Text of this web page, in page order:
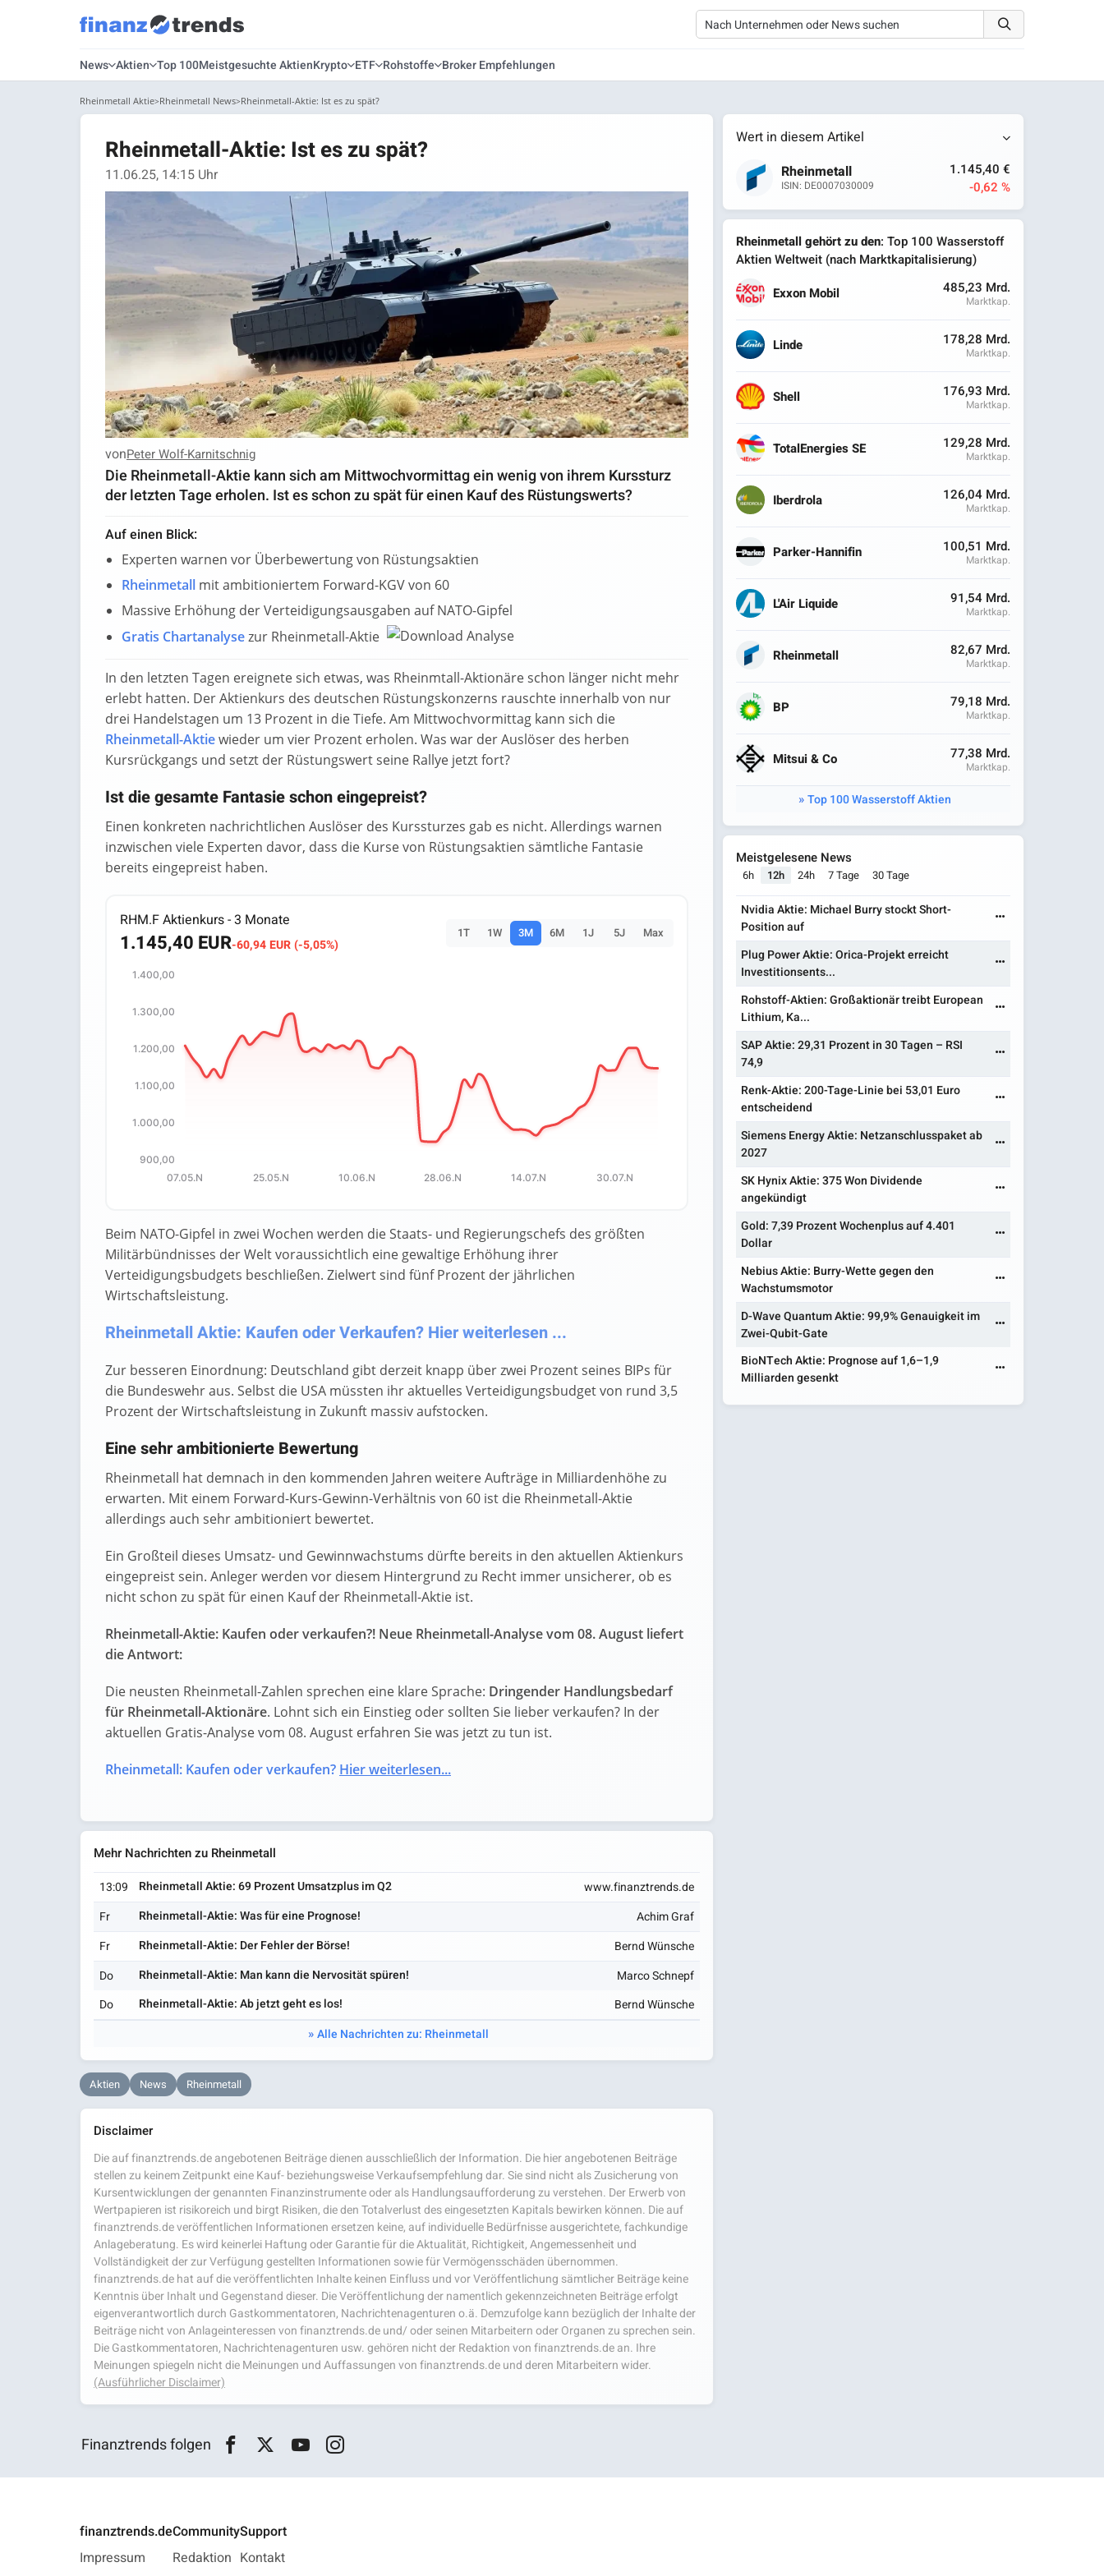
News Aktien Top 100Meistgesuchte AktienKrypto ETF Rohstoffe Broker Empfehlungen
Rheinmetall Aktie Rheinmetall News Rheinmetall-Aktie: Ist es zu spät?
Rheinmetall-Aktie: Ist es zu spät?
11.06.25, 14:15 Uhr
vonPeter Wolf-Karnitschnig
Die Rheinmetall-Aktie kann sich am Mittwochvormittag ein wenig von ihrem Kurssturz
der letzten Tage erholen. Ist es schon zu spät für einen Kauf des Rüstungswerts?
Auf einen Blick:
Experten warnen vor Überbewertung von Rüstungsaktien
Rheinmetall mit ambitioniertem Forward-KGV von 60
Massive Erhöhung der Verteidigungsausgaben auf NATO-Gipfel
Gratis Chartanalysezur Rheinmetall-Aktie
In den letzten Tagen ereignete sich etwas, was Rheinmtall-Aktionäre schon länger nicht mehr
erlebt hatten. Der Aktienkurs des deutschen Rüstungskonzerns rauschte innerhalb von nur
drei Handelstagen um 13 Prozent in die Tiefe. Am Mittwochvormittag kann sich die
Rheinmetall-Aktiewieder um vier Prozent erholen. Was war der Auslöser des herben
Kursrückgangs und setzt der Rüstungswert seine Rallye jetzt fort?
Ist die gesamte Fantasie schon eingepreist?
Einen konkreten nachrichtlichen Auslöser des Kurssturzes gab es nicht. Allerdings warnen
inzwischen viele Experten davor, dass die Kurse von Rüstungsaktien sämtliche Fantasie
bereits eingepreist haben.
RHM.F Aktienkurs - 3 Monate
1.145,40 EUR-60,94 EUR (-5,05%)
1T 1W 3M 6M 1J 5J Max
Chart with 67 data points.
The chart has 1 X axis displaying categories.
The chart has 1 Y axis displaying values. Data ranges from 946.6 to 1293.4.
07.05.N 25.05.N 10.06.N 28.06.N 14.07.N 30.07.N
900,00
1.000,00
1.100,00
1.200,00
1.300,00
1.400,00
Beim NATO-Gipfel in zwei Wochen werden die Staats- und Regierungschefs des größten
Militärbündnisses der Welt voraussichtlich eine gewaltige Erhöhung ihrer
Verteidigungsbudgets beschließen. Zielwert sind fünf Prozent der jährlichen
Wirtschaftsleistung.
Rheinmetall Aktie: Kaufen oder Verkaufen? Hier weiterlesen ...
Zur besseren Einordnung: Deutschland gibt derzeit knapp über zwei Prozent seines BIPs für
die Bundeswehr aus. Selbst die USA müssten ihr aktuelles Verteidigungsbudget von rund 3,5
Prozent der Wirtschaftsleistung in Zukunft massiv aufstocken.
Eine sehr ambitionierte Bewertung
Rheinmetall hat demnach in den kommenden Jahren weitere Aufträge in Milliardenhöhe zu
erwarten. Mit einem Forward-Kurs-Gewinn-Verhältnis von 60 ist die Rheinmetall-Aktie
allerdings auch sehr ambitioniert bewertet.
Ein Großteil dieses Umsatz- und Gewinnwachstums dürfte bereits in den aktuellen Aktienkurs
eingepreist sein. Anleger werden vor diesem Hintergrund zu Recht immer unsicherer, ob es
nicht schon zu spät für einen Kauf der Rheinmetall-Aktie ist.
Rheinmetall-Aktie: Kaufen oder verkaufen?! Neue Rheinmetall-Analyse vom 08. August liefert
die Antwort:
Die neusten Rheinmetall-Zahlen sprechen eine klare Sprache: Dringender Handlungsbedarf
für Rheinmetall-Aktionäre. Lohnt sich ein Einstieg oder sollten Sie lieber verkaufen? In der
aktuellen Gratis-Analyse vom 08. August erfahren Sie was jetzt zu tun ist.
Rheinmetall: Kaufen oder verkaufen? Hier weiterlesen...
Mehr Nachrichten zu Rheinmetall
13:09 Rheinmetall Aktie: 69 Prozent Umsatzplus im Q2
www.finanztrends.de
Fr
Rheinmetall-Aktie: Was für eine Prognose!
Achim Graf
Fr
Rheinmetall-Aktie: Der Fehler der Börse!
Bernd Wünsche
Do
Rheinmetall-Aktie: Man kann die Nervosität spüren!
Marco Schnepf
Do
Rheinmetall-Aktie: Ab jetzt geht es los!
Bernd Wünsche
Alle Nachrichten zu: Rheinmetall
Aktien News Rheinmetall
Disclaimer
Die auf finanztrends.de angebotenen Beiträge dienen ausschließlich der Information. Die hier angebotenen Beiträge
stellen zu keinem Zeitpunkt eine Kauf- beziehungsweise Verkaufsempfehlung dar. Sie sind nicht als Zusicherung von
Kursentwicklungen der genannten Finanzinstrumente oder als Handlungsaufforderung zu verstehen. Der Erwerb von
Wertpapieren ist risikoreich und birgt Risiken, die den Totalverlust des eingesetzten Kapitals bewirken können. Die auf
finanztrends.de veröffentlichen Informationen ersetzen keine, auf individuelle Bedürfnisse ausgerichtete, fachkundige
Anlageberatung. Es wird keinerlei Haftung oder Garantie für die Aktualität, Richtigkeit, Angemessenheit und
Vollständigkeit der zur Verfügung gestellten Informationen sowie für Vermögensschäden übernommen.
finanztrends.de hat auf die veröffentlichten Inhalte keinen Einfluss und vor Veröffentlichung sämtlicher Beiträge keine
Kenntnis über Inhalt und Gegenstand dieser. Die Veröffentlichung der namentlich gekennzeichneten Beiträge erfolgt
eigenverantwortlich durch Gastkommentatoren, Nachrichtenagenturen o.ä. Demzufolge kann bezüglich der Inhalte der
Beiträge nicht von Anlageinteressen von finanztrends.de und/ oder seinen Mitarbeitern oder Organen zu sprechen sein.
Die Gastkommentatoren, Nachrichtenagenturen usw. gehören nicht der Redaktion von finanztrends.de an. Ihre
Meinungen spiegeln nicht die Meinungen und Auffassungen von finanztrends.de und deren Mitarbeitern wider.
(Ausführlicher Disclaimer)
Wert in diesem Artikel
Rheinmetall
ISIN: DE0007030009
1.145,40 €
-0,62 %
Rheinmetall gehört zu den: Top 100 Wasserstoff
Aktien Weltweit (nach Marktkapitalisierung)
Exxon Mobil
485,23 Mrd.
Marktkap.
Linde 178,28 Mrd.
Marktkap.
Shell 176,93 Mrd.
Marktkap.
TotalEnergies SE 129,28 Mrd.
Marktkap.
Iberdrola 126,04 Mrd.
Marktkap.
Parker-Hannifin 100,51 Mrd.
Marktkap.
L'Air Liquide 91,54 Mrd.
Marktkap.
Rheinmetall 82,67 Mrd.
Marktkap.
BP 79,18 Mrd.
Marktkap.
Mitsui & Co 77,38 Mrd.
Marktkap.
Top 100 Wasserstoff Aktien
Meistgelesene News
6h 12h 24h 7 Tage 30 Tage
Nvidia Aktie: Michael Burry stockt Short-
Position auf
Plug Power Aktie: Orica-Projekt erreicht
Investitionsents...
Rohstoff-Aktien: Großaktionär treibt European
Lithium, Ka...
SAP Aktie: 29,31 Prozent in 30 Tagen – RSI
74,9
Renk-Aktie: 200-Tage-Linie bei 53,01 Euro
entscheidend
Siemens Energy Aktie: Netzanschlusspaket ab
2027
SK Hynix Aktie: 375 Won Dividende
angekündigt
Gold: 7,39 Prozent Wochenplus auf 4.401
Dollar
Nebius Aktie: Burry-Wette gegen den
Wachstumsmotor
D-Wave Quantum Aktie: 99,9% Genauigkeit im
Zwei-Qubit-Gate
BioNTech Aktie: Prognose auf 1,6–1,9
Milliarden gesenkt
Finanztrends folgen
finanztrends.de
Impressum
Community
Redaktion
Support
Kontakt